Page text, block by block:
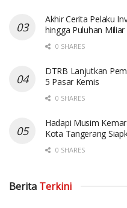
Akhir Cerita Pelaku
hingga Puluhan Miliar
0 SHARES
DTRB Lanjutkan
5 Pasar Kemis
0 SHARES
Hadapi Musim
Kota Tangerang
0 SHARES
Berita Terkini